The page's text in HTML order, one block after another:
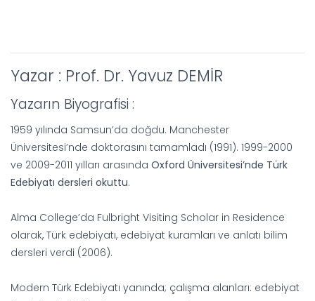
Yazar : Prof. Dr. Yavuz DEMİR
Yazarın Biyografisi :
1959 yılında Samsun’da doğdu. Manchester
Üniversitesi’nde doktorasını tamamladı (1991). 1999-2000
ve 2009-2011 yılları arasında Oxford Üniversitesi’nde Türk
Edebiyatı dersleri okuttu.
Alma College’da Fulbright Visiting Scholar in Residence
olarak, Türk edebiyatı, edebiyat kuramları ve anlatı bilim
dersleri verdi (2006).
Modern Türk Edebiyatı yanında; çalışma alanları: edebiyat